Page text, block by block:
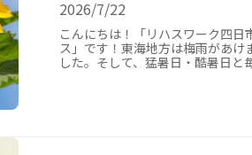
2026/7/22
こんにちは！「リハスワーク四
ス」です！東海地方は梅雨があけ
した。そして、猛暑日・酷暑日と